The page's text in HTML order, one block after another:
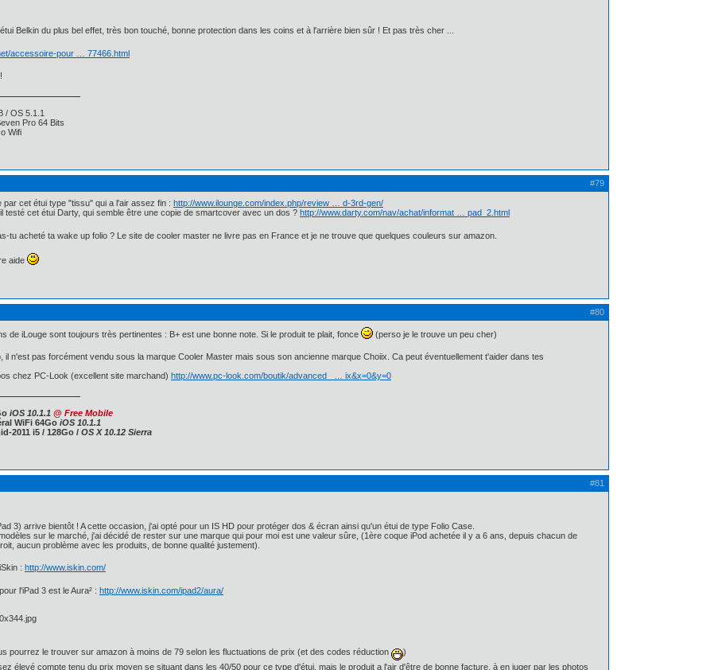
Belkin du plus bel effet, très bon touché, bonne protection dans les coins et à l'arrière bien sûr ! Et pas très cher ...
accessoire-pour … 77466.html
/ OS 5.1.1
Pro 64 Bits
Wifi
#79
cet étui type "tissu" qui a l'air assez fin : http://www.ilounge.com/index.php/review … d-3rd-gen/
testé cet étui Darty, qui semble être une copie de smartcover avec un dos ? http://www.darty.com/nav/achat/informat … pad_2.html
tu acheté ta wake up folio ? Le site de cooler master ne livre pas en France et je ne trouve que quelques couleurs sur amazon.
aide
#80
de iLouge sont toujours très pertinentes : B+ est une bonne note. Si le produit te plait, fonce (perso je le trouve un peu cher)
il n'est pas forcément vendu sous la marque Cooler Master mais sous son ancienne marque Choiix. Ca peut éventuellement t'aider dans tes
chez PC-Look (excellent site marchand) http://www.pc-look.com/boutik/advanced_ … ix&x=0&y=0
iOS 10.1.1 @ Free Mobile
WiFi 64Go iOS 10.1.1
2011 i5 / 128Go / OS X 10.12 Sierra
#81
3) arrive bientôt ! A cette occasion, j'ai opté pour un IS HD pour protéger dos & écran ainsi qu'un étui de type Folio Case.
sur le marché, j'ai décidé de rester sur une marque qui pour moi est une valeur sûre, (1ère coque iPod achetée il y a 6 ans, depuis chacun de
aucun problème avec les produits, de bonne qualité justement).
: http://www.iskin.com/
l'iPad 3 est le Aura² : http://www.iskin.com/ipad2/aura/
pourrez le trouver sur amazon à moins de 79 selon les fluctuations de prix (et des codes réduction
)
élevé compte tenu du prix moyen se situant dans les 40/50 pour ce type d'étui, mais le produit a l'air d'être de bonne facture, à en juger par les photos